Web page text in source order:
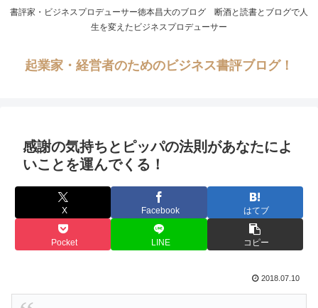
書評家・ビジネスプロデューサー徳本昌大のブログ 断酒と読書とブログで人
生を変えたビジネスプロデューサー
起業家・経営者のためのビジネス書評ブログ！
感謝の気持ちとピッパの法則があなたによ
いことを運んでくる！
X Facebook はてブ
Pocket LINE コピー
2018.07.10